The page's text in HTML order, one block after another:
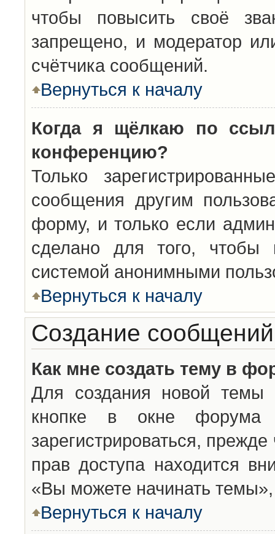
чтобы повысить своё
запрещено, и модератор
счётчика сообщений.
Вернуться к началу
Когда я щёлкаю по
конференцию?
Только
сообщения другим
форму, и только если
сделано для того, чтобы
системой анонимными
Вернуться к началу
Создание сообщений
Как мне создать тему в
Для создания новой темы
кнопке в окне
зарегистрироваться,
прав доступа находится
«Вы можете начинать
Вернуться к началу